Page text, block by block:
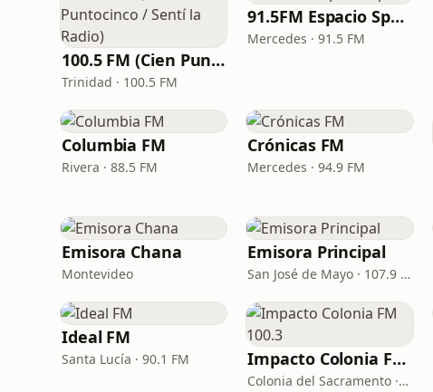
100.5 FM (Cien Puntocinco / Sentí la Radio)
Trinidad · 100.5 FM
91.5FM Espacio Sport
Mercedes · 91.5 FM
Columbia FM
Rivera · 88.5 FM
Crónicas FM
Mercedes · 94.9 FM
Emisora Chana
Montevideo
Emisora Principal
San José de Mayo · 107.9 FM
Ideal FM
Santa Lucía · 90.1 FM Impacto Colonia FM 100.3
Colonia del Sacramento · 100.3 FM